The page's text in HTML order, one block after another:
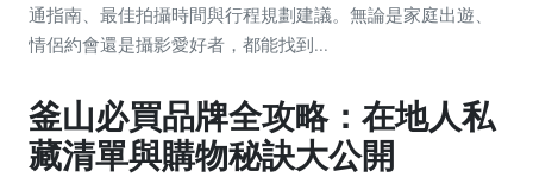
通指南、最佳拍攝時間與行程規劃建議。無論是家庭出遊、
情侶約會還是攝影愛好者，都能找到...
釜山必買品牌全攻略：在地人私
藏清單與購物秘訣大公開